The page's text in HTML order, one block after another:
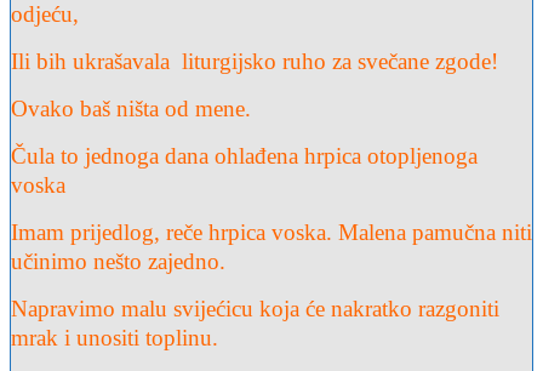
odjeću,
Ili bih ukrašavala liturgijsko ruho za svečane zgode!
Ovako baš ništa od mene.
Čula to jednoga dana ohlađena hrpica otopljenoga
voska
Imam prijedlog, reče hrpica voska. Malena pamučna niti
učinimo nešto zajedno.
Napravimo malu svijećicu koja će nakratko razgoniti
mrak i unositi toplinu.